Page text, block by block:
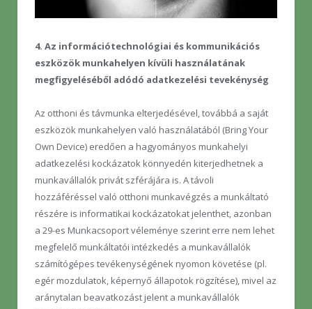
4. Az információtechnológiai és kommunikációs
eszközök munkahelyen kívüli használatának
megfigyeléséből adódó adatkezelési tevekénység
Az otthoni és távmunka elterjedésével, továbbá a saját
eszközök munkahelyen való használatából (Bring Your
Own Device) eredően a hagyományos munkahelyi
adatkezelési kockázatok könnyedén kiterjedhetnek a
munkavállalók privát szférájára is. A távoli
hozzáféréssel való otthoni munkavégzés a munkáltató
részére is informatikai kockázatokat jelenthet, azonban
a 29-es Munkacsoport véleménye szerint erre nem lehet
megfelelő munkáltatói intézkedés a munkavállalók
számítógépes tevékenységének nyomon követése (pl.
egér mozdulatok, képernyő állapotok rögzítése), mivel az
aránytalan beavatkozást jelent a munkavállalók